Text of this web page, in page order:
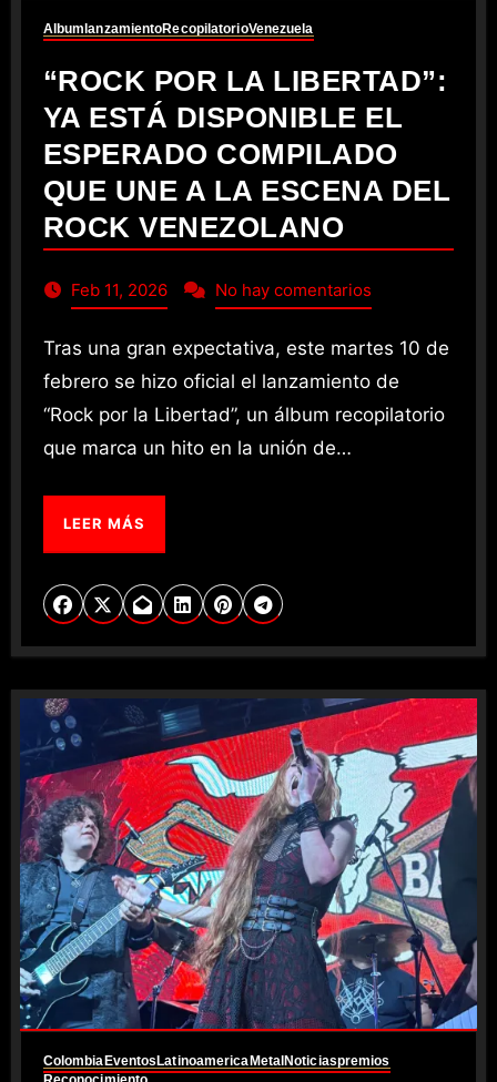
AlbumlanzamientoRecopilatorioVenezuela
“ROCK POR LA LIBERTAD”:
YA ESTÁ DISPONIBLE EL
ESPERADO COMPILADO
QUE UNE A LA ESCENA DEL
ROCK VENEZOLANO
Feb 11, 2026 No hay comentarios
Tras una gran expectativa, este martes 10 de
febrero se hizo oficial el lanzamiento de
“Rock por la Libertad”, un álbum recopilatorio
que marca un hito en la unión de…
LEER MÁS
Colombia Eventos Latinoamerica Metal Noticiaspremios